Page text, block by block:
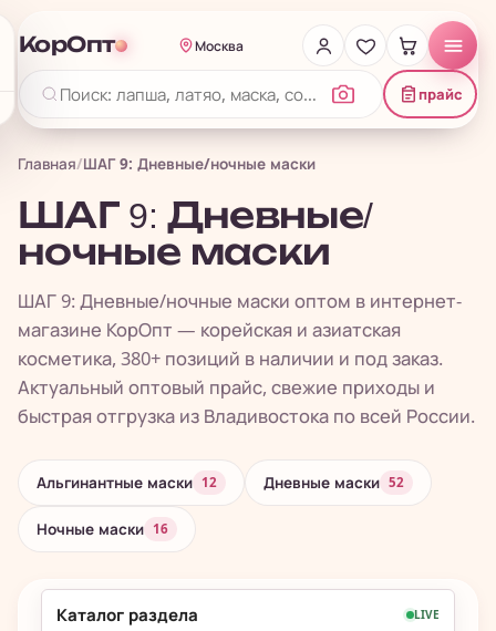
КорОпт Москва
прайс
Главная/ШАГ 9: Дневные/ночные маски
ШАГ 9: Дневные/
ночные маски
ШАГ 9: Дневные/ночные маски оптом в интернет-
магазине КорОпт — корейская и азиатская
косметика, 380+ позиций в наличии и под заказ.
Актуальный оптовый прайс, свежие приходы и
быстрая отгрузка из Владивостока по всей России.
Альгинантные маски 12 Дневные маски 52
Ночные маски 16
Каталог раздела LIVE